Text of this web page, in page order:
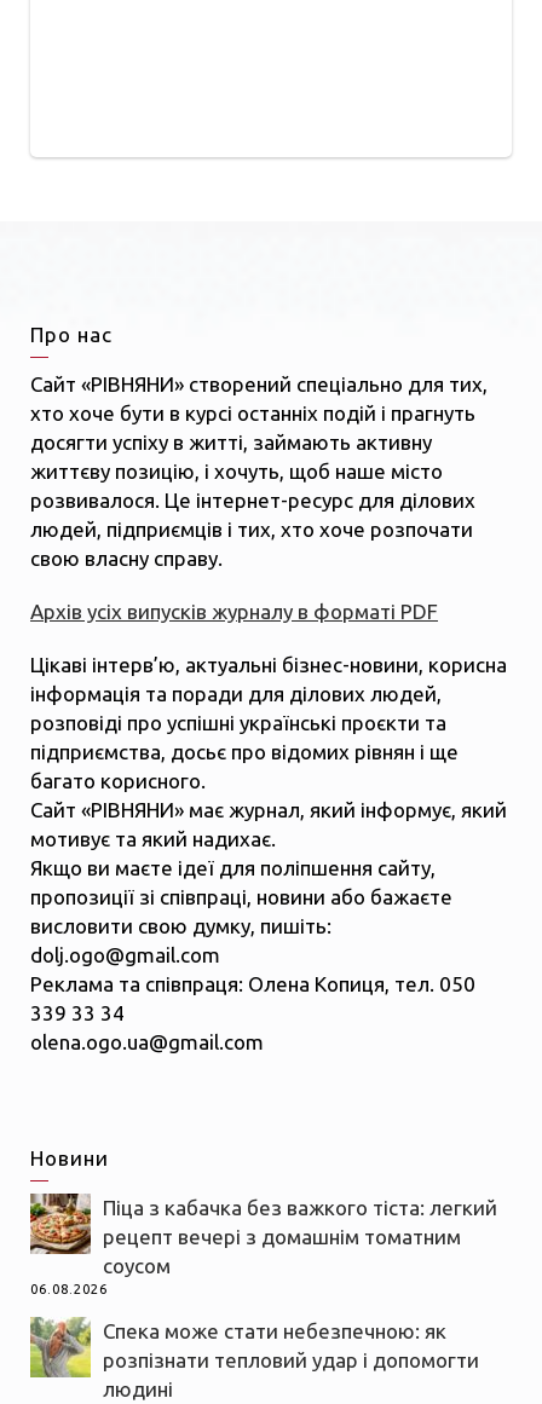
Про нас
Сайт «РІВНЯНИ» створений спеціально для тих,
хто хоче бути в курсі останніх подій і прагнуть
досягти успіху в житті, займають активну
життєву позицію, і хочуть, щоб наше місто
розвивалося. Це інтернет-ресурс для ділових
людей, підприємців і тих, хто хоче розпочати
свою власну справу.
Архів усіх випусків журналу в форматі PDF
Цікаві інтерв’ю, актуальні бізнес-новини, корисна
інформація та поради для ділових людей,
розповіді про успішні українські проєкти та
підприємства, досьє про відомих рівнян і ще
багато корисного.
Сайт «РІВНЯНИ» має журнал, який інформує, який
мотивує та який надихає.
Якщо ви маєте ідеї для поліпшення сайту,
пропозиції зі співпраці, новини або бажаєте
висловити свою думку, пишіть:
dolj.ogo@gmail.com
Реклама та співпраця: Олена Копиця, тел. 050
339 33 34
olena.ogo.ua@gmail.com
Новини
Піца з кабачка без важкого тіста: легкий
рецепт вечері з домашнім томатним
соусом
06.08.2026
Спека може стати небезпечною: як
розпізнати тепловий удар і допомогти
людині